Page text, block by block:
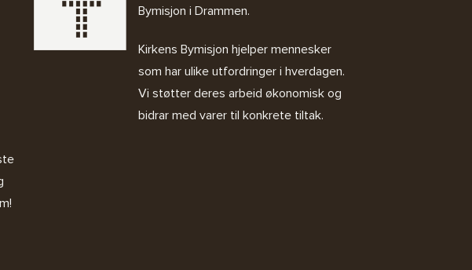
Bymisjon i Drammen.
Kirkens Bymisjon hjelper mennesker
som har ulike utfordringer i hverdagen.
Vi støtter deres arbeid økonomisk og
bidrar med varer til konkrete tiltak.